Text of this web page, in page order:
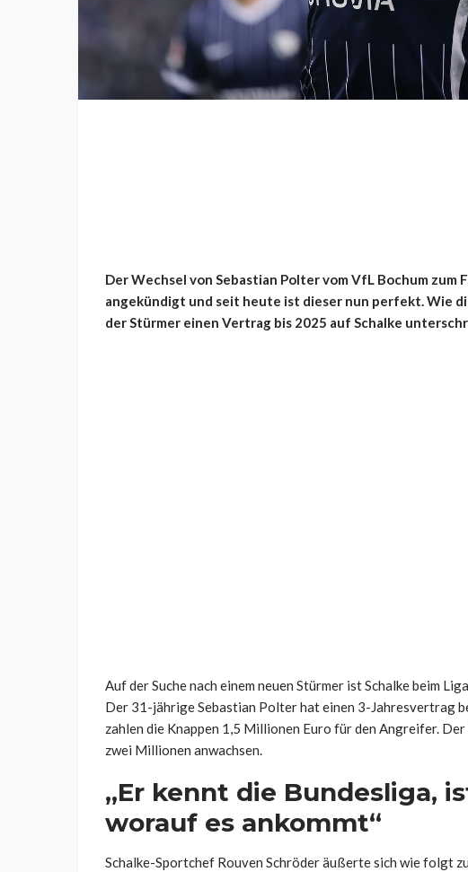
Der Wechsel von Sebastian Polter vom VfL Bochum zum
angekündigt und seit heute ist dieser nun perfekt. Wie
der Stürmer einen Vertrag bis 2025 auf Schalke
Auf der Suche nach einem neuen Stürmer ist Schalke beim
Der 31-jährige Sebastian Polter hat einen 3-Jahresvertrag
zahlen die Knappen 1,5 Millionen Euro für den Angreifer.
zwei Millionen anwachsen.
„Er kennt die Bundesliga,
worauf es ankommt“
Schalke-Sportchef Rouven Schröder äußerte sich wie folgt